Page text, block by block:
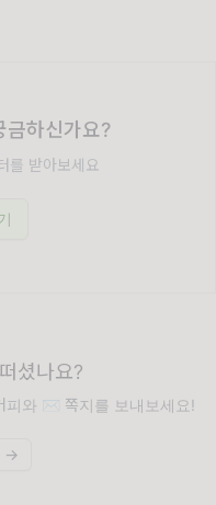
금하신가요?
를 받아보세요
셨나요?
피와 ✉️ 쪽지를 보내보세요!
→